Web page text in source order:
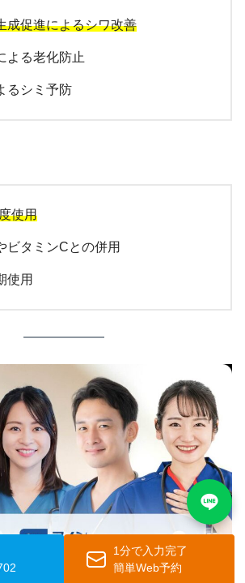
成促進によるシワ改善
よる老化防止
るシミ予防
使用
ビタミンCとの併用
使用
1分で入力完了
簡単Web予約